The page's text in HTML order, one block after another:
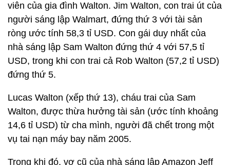
viên của gia đình Walton. Jim Walton, con trai út của
người sáng lập Walmart, đứng thứ 3 với tài sản
ròng ước tính 58,3 tỉ USD. Con gái duy nhất của
nhà sáng lập Sam Walton đứng thứ 4 với 57,5 ​​tỉ
USD, trong khi con trai cả Rob Walton (57,2 tỉ USD)
đứng thứ 5.
Lucas Walton (xếp thứ 13), cháu trai của Sam
Walton, được thừa hưởng tài sản (ước tính khoảng
14,6 tỉ USD) từ cha mình, người đã chết trong một
vụ tai nạn máy bay năm 2005.
Trong khi đó, vợ cũ của nhà sáng lập Amazon Jeff